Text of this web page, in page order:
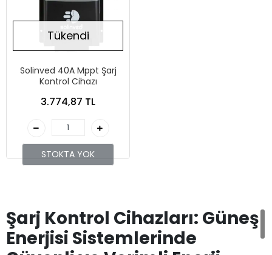
Tükendi
Solinved 40A Mppt Şarj
Kontrol Cihazı
3.774,87 TL
STOKTA YOK
Şarj Kontrol Cihazları: Güneş
Enerjisi Sistemlerinde